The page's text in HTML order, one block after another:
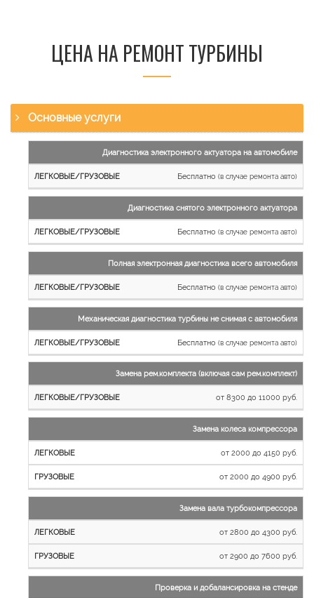
ЦЕНА НА РЕМОНТ ТУРБИНЫ
Основные услуги
работы
Легковые
и
Грузовые
автомобили
Диагностика электронного актуатора на автомобиле
Бесплатно (в случае ремонта авто)
Диагностика снятого электронного актуатора
Бесплатно (в случае ремонта авто)
Полная электронная диагностика всего автомобиля
Бесплатно (в случае ремонта авто)
Механическая диагностика турбины не снимая с автомобиля
Бесплатно (в случае ремонта авто)
Замена рем.комплекта (включая сам рем.комплект)
от 8300 до 11000 руб.
Замена колеса компрессора
от 2000 до 4150 руб.
от 2000 до 4900 руб.
Замена вала турбокомпрессора
от 2800 до 4300 руб.
от 2900 до 7600 руб.
Проверка и добалансировка на стенде